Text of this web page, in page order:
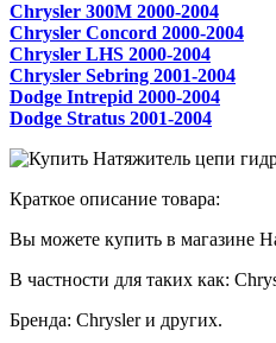
Chrysler 300M 2000-2004
Chrysler Concord 2000-2004
Chrysler LHS 2000-2004
Chrysler Sebring 2001-2004
Dodge Intrepid 2000-2004
Dodge Stratus 2001-2004
Краткое описание товара:
Вы можете купить в магазине
В частности для таких как:
Бренда: Chrysler и других.